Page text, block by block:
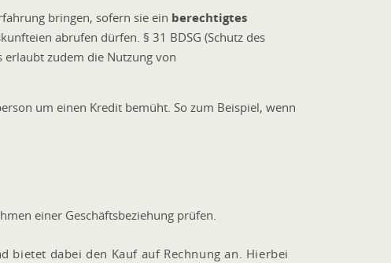
bringen, sofern sie ein berechtigtes
abrufen dürfen. § 31 BDSG (Schutz des
erlaubt zudem die Nutzung von
um einen Kredit bemüht. So zum Beispiel, wenn
einer Geschäftsbeziehung prüfen.
bietet dabei den Kauf auf Rechnung an. Hierbei